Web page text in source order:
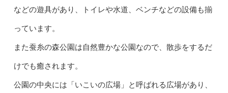
などの遊具があり、トイレや水道、ベンチなどの設備も揃
っています。
また蚕糸の森公園は自然豊かな公園なので、散歩をするだ
けでも癒されます。
公園の中央には「いこいの広場」と呼ばれる広場があり、